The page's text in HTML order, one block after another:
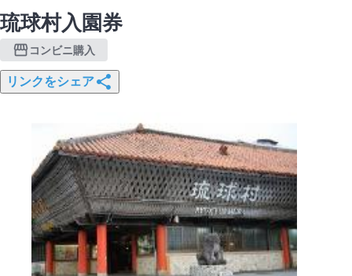
琉球村入園券
コンビニ購入
リンクをシェア